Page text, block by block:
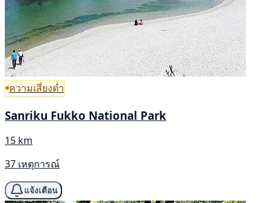
ความเสี่ยงต่ำ
Sanriku Fukko National Park
15 km
37 เหตุการณ์
แจ้งเตือน